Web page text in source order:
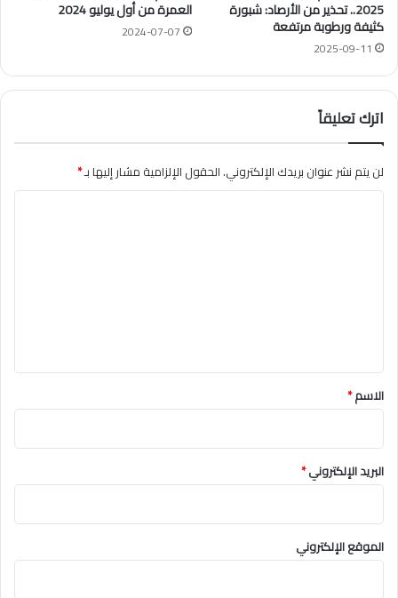
2025.. تحذير من الأرصاد: شبورة
كثيفة ورطوبة مرتفعة
2025-09-11
العمرة من أول يوليو 2024
2024-07-07
اترك تعليقاً
لن يتم نشر عنوان بريدك الإلكتروني.الحقول الإلزامية مشار إليها بـ*
*
الاسم*
البريد الإلكتروني*
الموقع الإلكتروني